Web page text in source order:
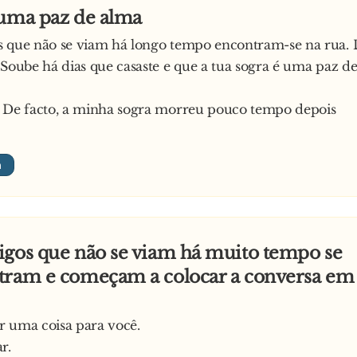
mas lá lhe concedeu o desejo.
então o 2º desejo:
que todos os ursos do país sejam ursas!
e respondeu:
só queres festa! Enfim, o teu desejo será
mota!
e congratulou-se, porque parece que tudo estava a
nada, pediu que TODOS os ursos do mundo, menos
em ursas.
macho sortudo no meio de tanta febra. Isso é que vai
coelho, qual é o teu último desejo?
paz de alma
que não se viam há longo tempo encontram-se na rua.
há dias que casaste e que a tua sogra é uma paz
facto, a minha sogra morreu pouco tempo depois
que não se viam há muito tempo se
e começam a colocar a conversa
coisa para você.